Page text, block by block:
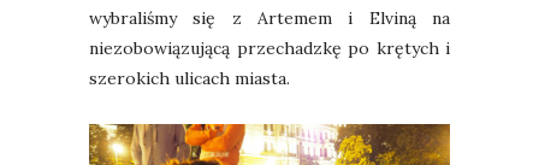
wybraliśmy się z Artemem i Elviną na
niezobowiązującą przechadzkę po krętych i
szerokich ulicach miasta.